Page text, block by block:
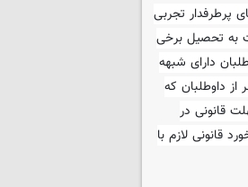
خصوص در رشته‌های پرطرفدار تجربی
بازگشت به تحصیل برخی
دارای شبهه
های قبل به این ادعا اینگونه پاسخ داد: «در آزمون ۱۴۰۱ بیش از ۸۵۰ نفر از داوطلبان که
قانونی در
قانونی لازم با